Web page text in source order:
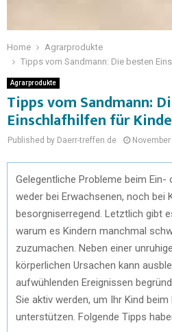
Home
Agrarprodukte
Tipps vom Sandmann: Die besten
Agrarprodukte
Tipps vom Sandmann:
Einschlafhilfen für
Published by Daerr-treffen.de
Gelegentliche Probleme beim
weder bei Erwachsenen, noch bei
besorgniserregend. Letztlich gibt
warum es Kindern manchmal
zuzumachen. Neben einer
körperlichen Ursachen kann
aufwühlenden Ereignissen
Sie aktiv werden, um Ihr Kind
unterstützen. Folgende Tipps